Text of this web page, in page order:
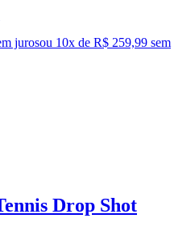
jurosou 10x de R$ 259,99 sem
Drop Shot